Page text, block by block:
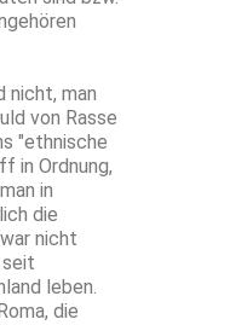
nicht, man
von Rasse
"ethnische
in Ordnung,
in
die
nicht
leben.
die